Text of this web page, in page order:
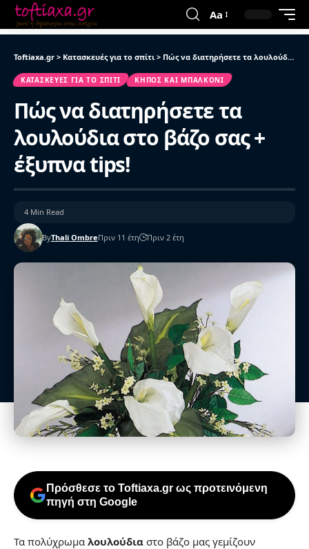
Aa
Toftiaxa.gr > Κατασκευές για το σπίτι> Πώς να διατηρήσετε τα λουλούδια στο βάζο σας + έξυπνα tips!
ΚΑΤΑΣΚΕΥΈΣ ΓΙΑ ΤΟ ΣΠΊΤΙ ΚΉΠΟΣ ΚΑΙ ΜΠΑΛΚΌΝΙ
Πώς να διατηρήσετε τα
λουλούδια στο βάζο σας +
έξυπνα tips!
ByThali OmbreΠριν 11 έτη Πριν 2 έτη
4 Min Read
Πρόσθεσε το Toftiaxa.gr ως προτεινόμενη
πηγή στη Google
Τα πολύχρωμα λουλούδια στο βάζο μας γεμίζουν